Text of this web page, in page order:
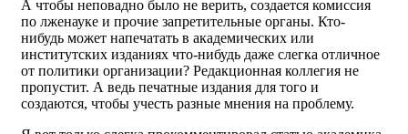
А чтобы неповадно было не верить, создается комиссия
по лженауке и прочие запретительные органы. Кто-
нибудь может напечатать в академических или
институтских изданиях что-нибудь даже слегка отличное
от политики организации? Редакционная коллегия не
пропустит. А ведь печатные издания для того и
создаются, чтобы учесть разные мнения на проблему.